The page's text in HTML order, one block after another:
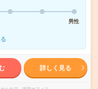
男性
詳しく見る